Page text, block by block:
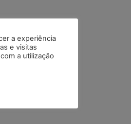
a experiência
e visitas
a utilização